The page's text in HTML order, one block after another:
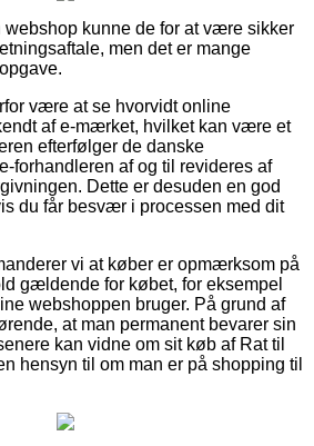
webshop kunne de for at være sikker
men det er mange
være at se hvorvidt online
af e-mærket, hvilket kan være et
efterfølger de danske
forhandleren af og til revideres af
Dette er desuden en god
du får besvær i processen med dit
vi at køber er opmærksom på
gældende for købet, for eksempel
webshoppen bruger. På grund af
at man permanent bevarer sin
kan vidne om sit køb af Rat til
hensyn til om man er på shopping til